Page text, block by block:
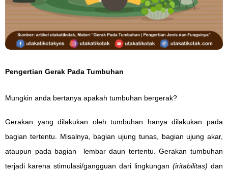
Pengertian Gerak Pada Tumbuhan
Mungkin anda bertanya apakah tumbuhan bergerak?
Gerakan yang dilakukan oleh tumbuhan hanya dilakukan pada
bagian tertentu. Misalnya, bagian ujung tunas, bagian ujung akar,
ataupun pada bagian lembar daun tertentu. Gerakan tumbuhan
terjadi karena stimulasi/gangguan dari lingkungan (iritabilitas) dan